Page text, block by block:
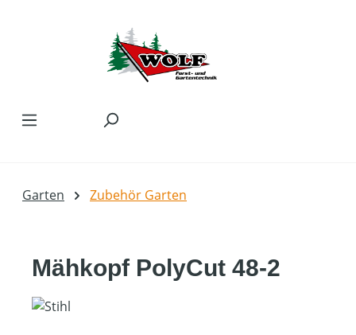
Garten Zubehör Garten
Mähkopf PolyCut 48-2